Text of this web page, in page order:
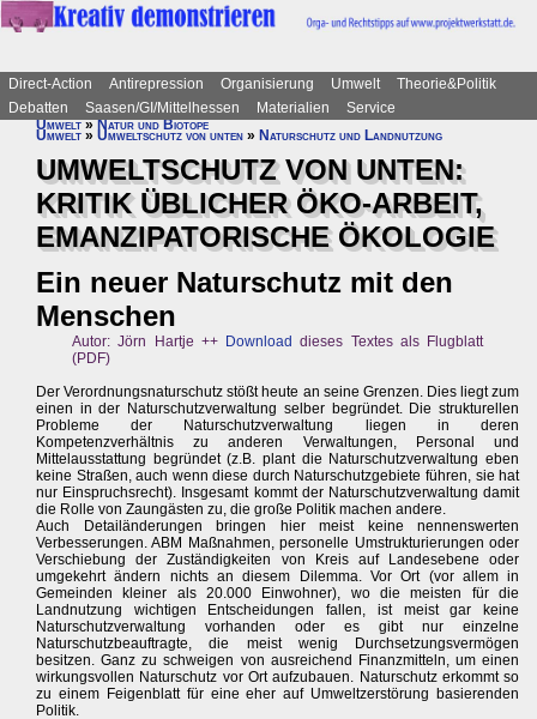
Direct-Action Antirepression Organisierung Umwelt
Theorie&Politik
Debatten
Saasen/GI/Mittelhessen Materialien
Service
Umwelt»Natur und Biotope
Umwelt » Umweltschutz von unten » Naturschutz und Landnutzung
UMWELTSCHUTZ VON UNTEN:
KRITIK ÜBLICHER ÖKO-ARBEIT,
EMANZIPATORISCHE ÖKOLOGIE
Ein neuer Naturschutz mit den
Menschen
Autor: Jörn Hartje ++ Download dieses Textes als Flugblatt
(PDF)
Der Verordnungsnaturschutz stößt heute an seine Grenzen. Dies liegt zum
einen in der Naturschutzverwaltung selber begründet. Die strukturellen
Probleme der Naturschutzverwaltung liegen in deren
Kompetenzverhältnis zu anderen Verwaltungen, Personal und
Mittelausstattung begründet (z.B. plant die Naturschutzverwaltung eben
keine Straßen, auch wenn diese durch Naturschutzgebiete führen, sie hat
nur Einspruchsrecht). Insgesamt kommt der Naturschutzverwaltung damit
die Rolle von Zaungästen zu, die große Politik machen andere.
Auch Detailänderungen bringen hier meist keine nennenswerten
Verbesserungen. ABM Maßnahmen, personelle Umstrukturierungen oder
Verschiebung der Zuständigkeiten von Kreis auf Landesebene oder
umgekehrt ändern nichts an diesem Dilemma. Vor Ort (vor allem in
Gemeinden kleiner als 20.000 Einwohner), wo die meisten für die
Landnutzung wichtigen Entscheidungen fallen, ist meist gar keine
Naturschutzverwaltung vorhanden oder es gibt nur einzelne
Naturschutzbeauftragte, die meist wenig Durchsetzungsvermögen
besitzen. Ganz zu schweigen von ausreichend Finanzmitteln, um einen
wirkungsvollen Naturschutz vor Ort aufzubauen. Naturschutz erkommt so
zu einem Feigenblatt für eine eher auf Umweltzerstörung basierenden
Politik.